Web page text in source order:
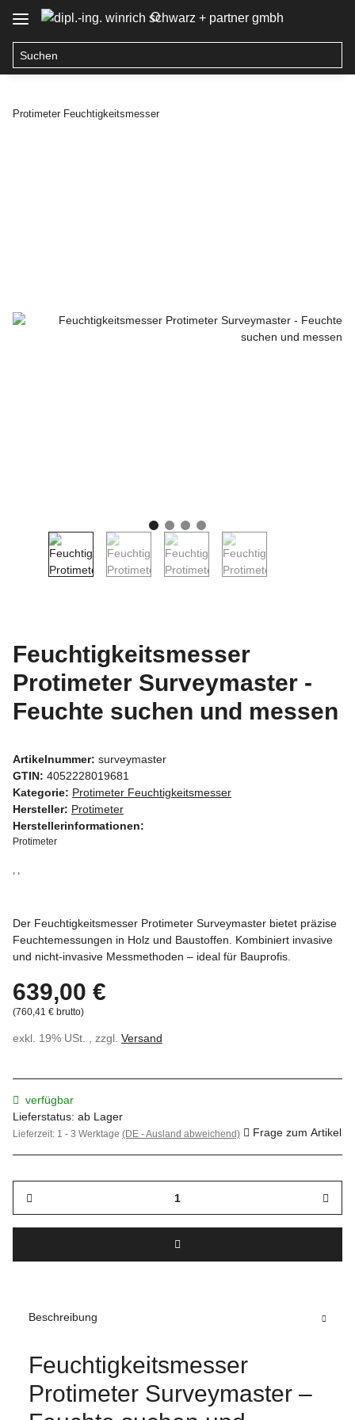
O
Protimeter Feuchtigkeitsmesser
Feuchtigkeitsmesser
Protimeter Surveymaster -
Feuchte suchen und messen
Artikelnummer: surveymaster
GTIN: 4052228019681
Kategorie: Protimeter Feuchtigkeitsmesser
Hersteller: Protimeter
Herstellerinformationen:
Protimeter
, ,
Der Feuchtigkeitsmesser Protimeter Surveymaster bietet präzise
Feuchtemessungen in Holz und Baustoffen. Kombiniert invasive
und nicht-invasive Messmethoden – ideal für Bauprofis.
639,00 €
(760,41 € brutto)
exkl. 19% USt. , zzgl. Versand
verfügbar
Lieferstatus: ab Lager
Lieferzeit: 1 - 3 Werktage (DE - Ausland abweichend) Frage zum Artikel
Beschreibung
Feuchtigkeitsmesser
Protimeter Surveymaster –